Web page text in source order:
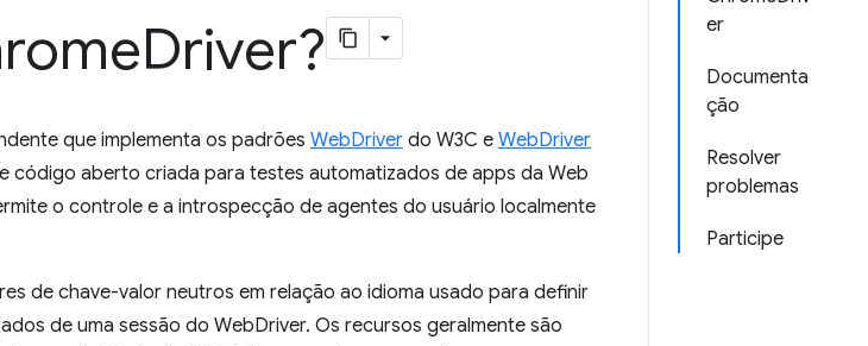
er
Documenta
ção
Resolver
problemas
Participe
Driver?
que implementa os padrões WebDriver do W3C e WebDriver
código aberto criada para testes automatizados de apps da Web
o controle e a introspecção de agentes do usuário localmente
de chave-valor neutros em relação ao idioma usado para definir
de uma sessão do WebDriver. Os recursos geralmente são